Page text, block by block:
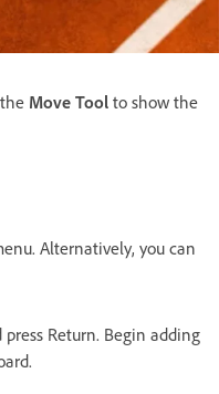
Move Tool to show the
Alternatively, you can
Return. Begin adding